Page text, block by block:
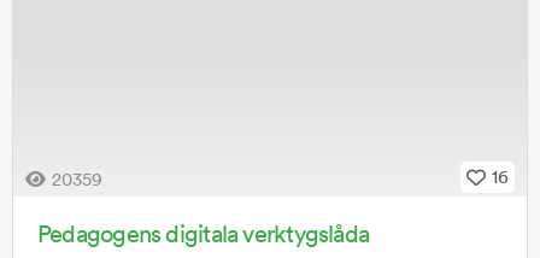
20359 16
Pedagogens digitala verktygslåda